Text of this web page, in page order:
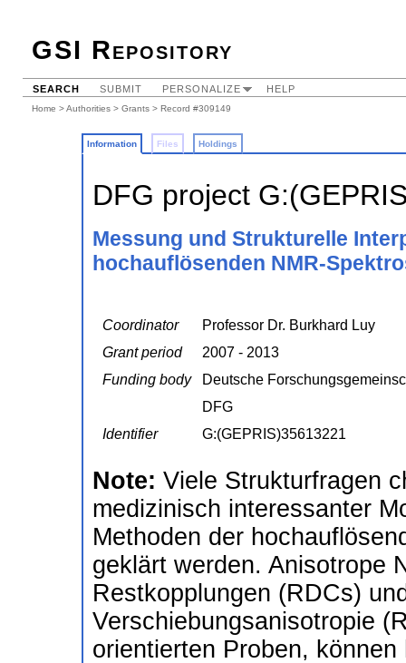
GSI Repository
SEARCH SUBMIT PERSONALIZE HELP
Home >Authorities > Grants > Record #309149
Information Files Holdings
DFG project
Messung und Strukturelle
hochauflösenden NMR-
Coordinator
Professor Dr. Burkhard Luy
Grant period
2007 - 2013
Funding body
Deutsche
DFG
Identifier
G:(GEPRIS)35613221
Note: Viele Strukturfragen
medizinisch interessanter
Methoden der
geklärt werden. Anisotrope
Restkopplungen (RDCs)
Verschiebungsanisotropie
orientierten Proben,